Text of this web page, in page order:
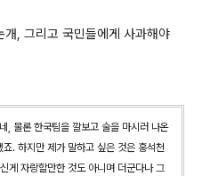
, 그리고 국민들에게 사과해야
, 물론 한국팀을 깔보고 술을 마시러 나온
. 하지만 제가 말하고 싶은 것은 홍석천
게 자랑할만한 것도 아니며 더군다나 그